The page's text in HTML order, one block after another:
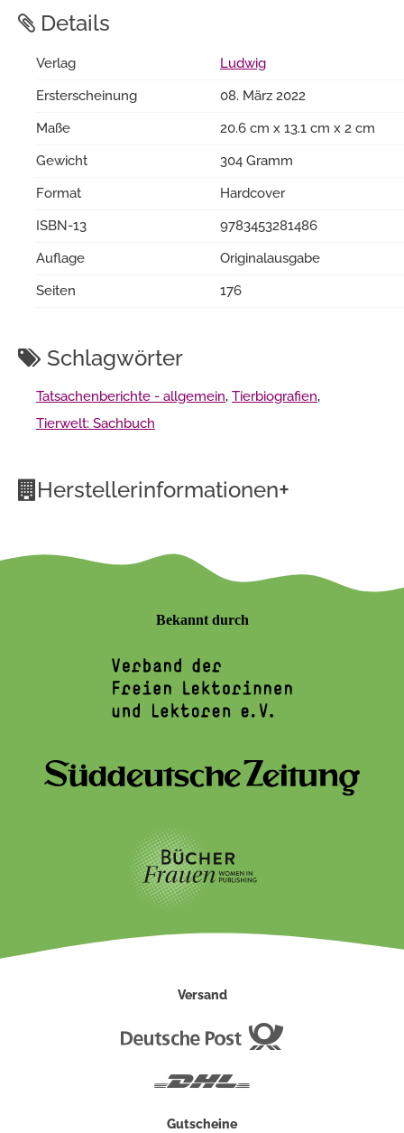
Details
Verlag
Ludwig
Ersterscheinung
08. März 2022
Maße
20.6 cm x 13.1 cm x 2 cm
Gewicht
304 Gramm
Format
Hardcover
ISBN-13
9783453281486
Auflage
Originalausgabe
Seiten
176
Schlagwörter
Tatsachenberichte - allgemein, Tierbiografien,
Tierwelt: Sachbuch
Herstellerinformationen+
Bekannt durch
Versand
Gutscheine